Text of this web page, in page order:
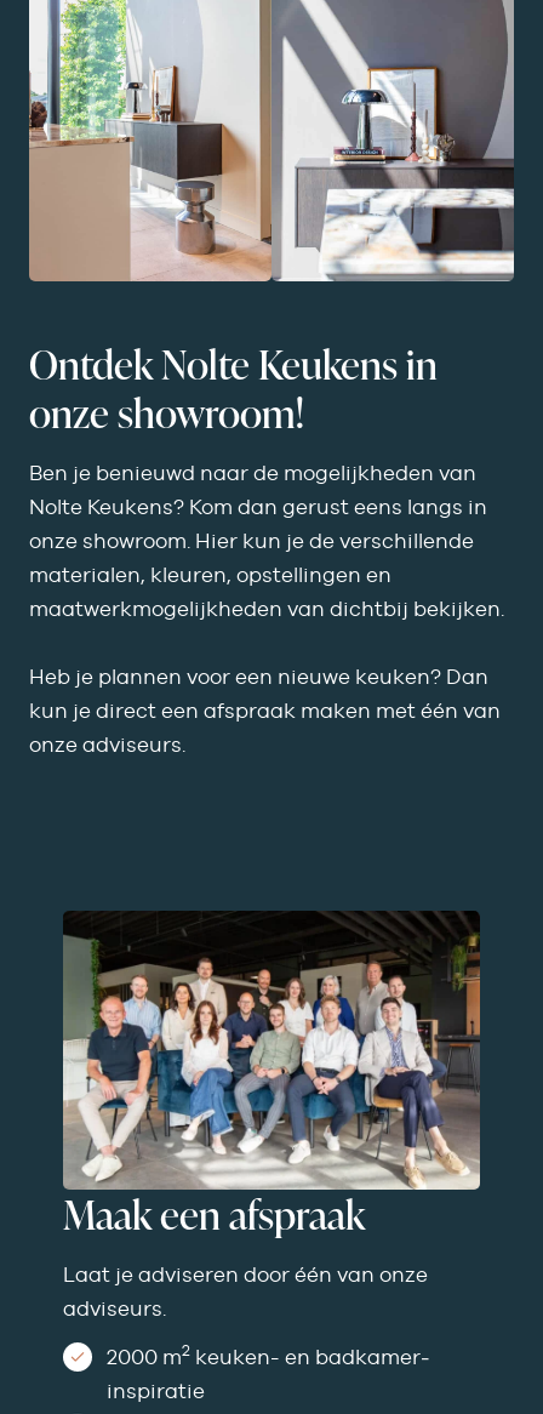
Ontdek Nolte Keukens in
onze showroom!
Ben je benieuwd naar de mogelijkheden van
Nolte Keukens? Kom dan gerust eens langs in
onze showroom . Hier kun je de verschillende
materialen, kleuren, opstellingen en
maatwerkmogelijkheden van dichtbij bekijken.
Heb je plannen voor een nieuwe keuken? Dan
kun je direct een afspraak maken met één van
onze adviseurs.
Maak een afspraak
Laat je adviseren door één van onze
adviseurs.
2000 m2 keuken- en badkamer­
inspiratie